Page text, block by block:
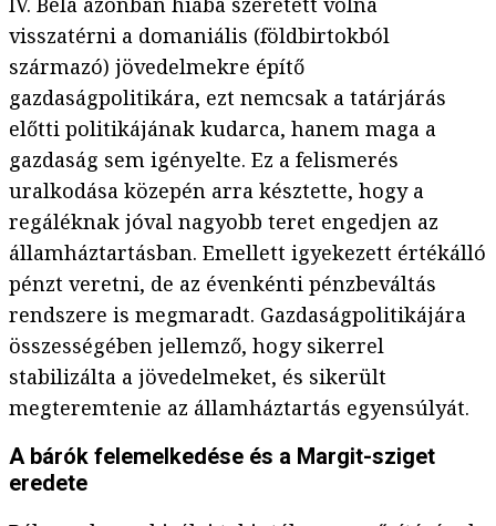
visszatérni a domaniális (földbirtokból
származó) jövedelmekre építő
gazdaságpolitikára, ezt nemcsak a tatárjárás
előtti politikájának kudarca, hanem maga a
gazdaság sem igényelte. Ez a felismerés
uralkodása közepén arra késztette, hogy a
regáléknak jóval nagyobb teret engedjen az
államháztartásban. Emellett igyekezett értékálló
pénzt veretni, de az évenkénti pénzbeváltás
rendszere is megmaradt. Gazdaságpolitikájára
összességében jellemző, hogy sikerrel
stabilizálta a jövedelmeket, és sikerült
megteremtenie az államháztartás egyensúlyát.
A bárók felemelkedése és a Margit-sziget
eredete